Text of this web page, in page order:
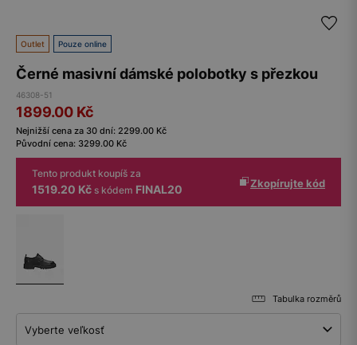
Outlet Pouze online
Černé masivní dámské polobotky s přezkou
46308-51
1899.00 Kč
Nejnižší cena za 30 dní: 2299.00 Kč
Původní cena: 3299.00 Kč
Tento produkt koupíš za
1519.20 Kč s kódem FINAL20 Zkopírujte kód
Tabulka rozměrů
Vyberte veľkosť